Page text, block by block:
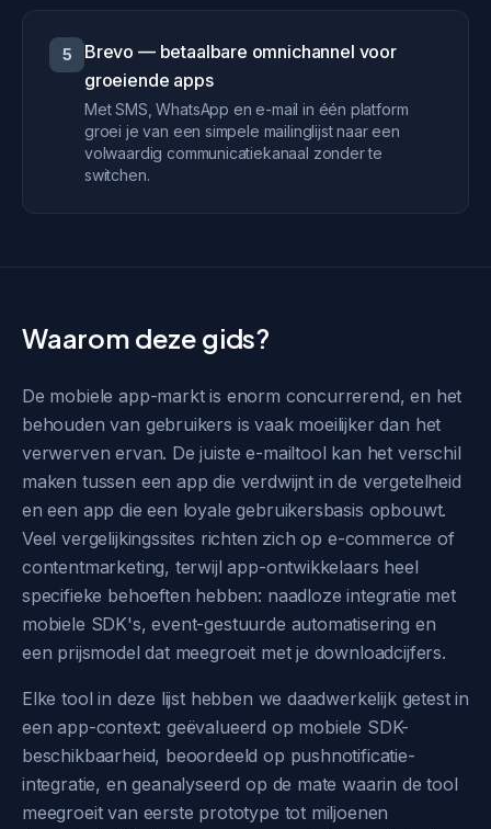
5
Brevo — betaalbare omnichannel voor
groeiende apps
Met SMS, WhatsApp en e-mail in één platform
groei je van een simpele mailinglijst naar een
volwaardig communicatiekanaal zonder te
switchen.
Waarom deze gids?
De mobiele app-markt is enorm concurrerend, en het
behouden van gebruikers is vaak moeilijker dan het
verwerven ervan. De juiste e-mailtool kan het verschil
maken tussen een app die verdwijnt in de vergetelheid
en een app die een loyale gebruikersbasis opbouwt.
Veel vergelijkingssites richten zich op e-commerce of
contentmarketing, terwijl app-ontwikkelaars heel
specifieke behoeften hebben: naadloze integratie met
mobiele SDK's, event-gestuurde automatisering en
een prijsmodel dat meegroeit met je downloadcijfers.
Elke tool in deze lijst hebben we daadwerkelijk getest in
een app-context: geëvalueerd op mobiele SDK-
beschikbaarheid, beoordeeld op pushnotificatie-
integratie, en geanalyseerd op de mate waarin de tool
meegroeit van eerste prototype tot miljoenen